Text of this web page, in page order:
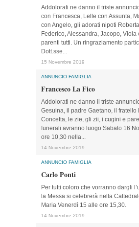
Addolorati ne danno il triste
con Francesca, Lelle con Assunta,
con Angelo, gli adorati nipoti
Federico, Alessandra, Jacopo, Viola
parenti tutti. Un ringraziamento
Dott.sse...
15 Novembre 2019
ANNUNCIO FAMIGLIA
Francesco La Fico
Addolorati ne danno il triste
Gesuina, il padre Gaetano, il fratello
Concetta, le zie, gli zii, i cugini e
funerali avranno luogo Sabato 16
ore 10,30 nella...
14 Novembre 2019
ANNUNCIO FAMIGLIA
Carlo Ponti
Per tutti coloro che vorranno dargli
la Messa si celebrerà nella
Maria Venerdì 15 alle ore 15,30.
14 Novembre 2019